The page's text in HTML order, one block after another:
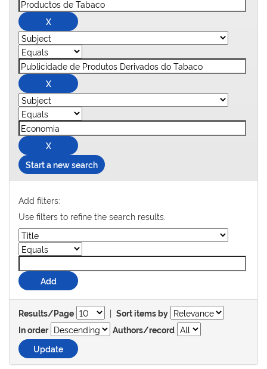
Start a new search
Add filters:
Use filters to refine the search results.
Results/Page | Sort items by
In order
Authors/record